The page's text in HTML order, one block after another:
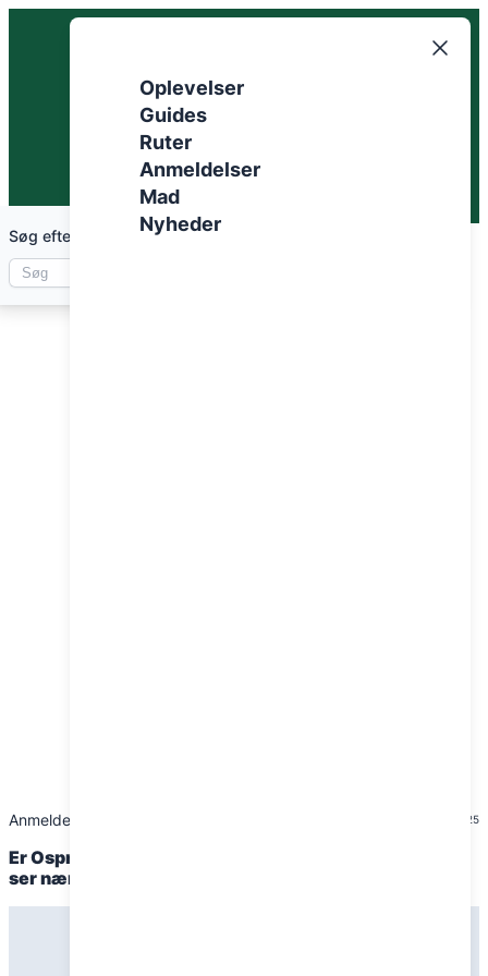
Oplevelser
Guides
Ruter
Anmeldelser
Mad
Nyheder
Søg efter artikler
Osprey
Anmeldelser 1. januar 2025
Er Osprey Talon 22 den perfekte dagtursrygsæk? Vi
ser nærmere på sagen